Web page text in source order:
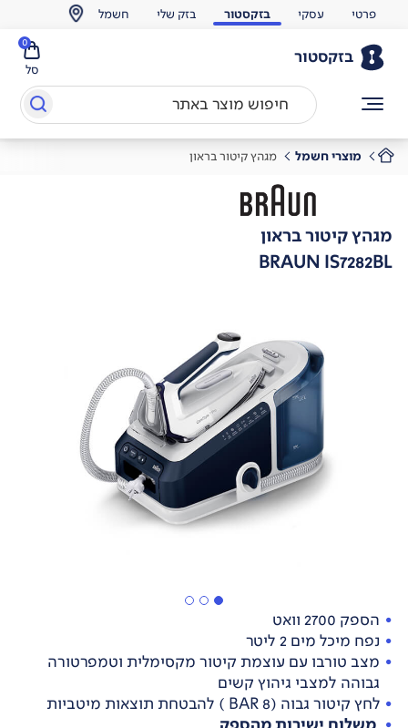
פרטי עסקי בזקסטור בזק שלי חשמל
בזקסטור
סל
0
מוצרי חשמל מגהץ קיטור בראון
מגהץ קיטור בראון
BRAUN IS7282BL
הספק 2700 וואט
נפח מיכל מים 2 ליטר
מצב טורבו עם עוצמת קיטור מקסימלית וטמפרטורה
גבוהה למצבי גיהוץ קשים
לחץ קיטור גבוה (BAR 8 ) להבטחת תוצאות מיטביות